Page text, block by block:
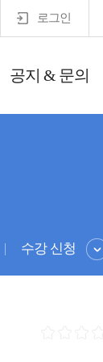
로그인
공지 & 문의
수강 신청